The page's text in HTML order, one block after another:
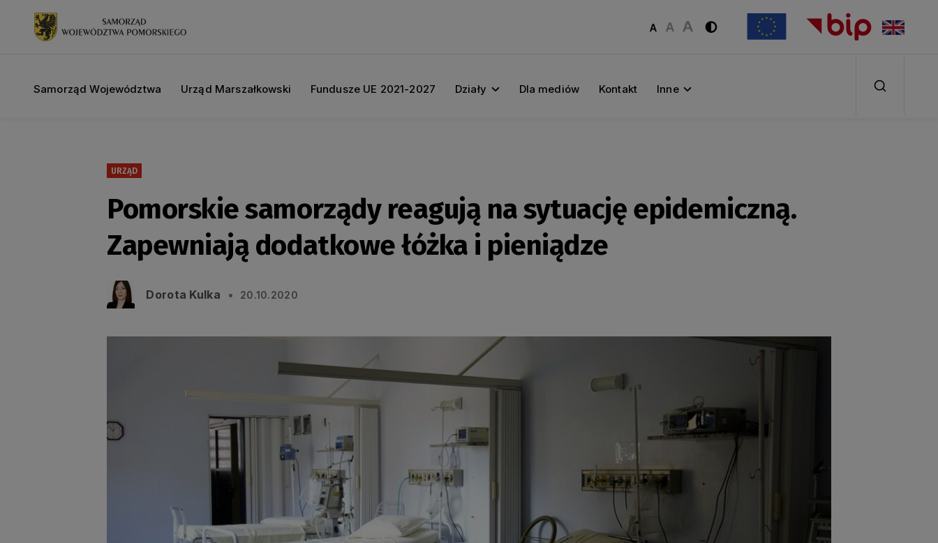
Samorząd Województwa Urząd Marszałkowski Fundusze UE 2021-2027 Działy Dla mediów Kontakt Inne
URZĄD
Pomorskie samorządy reagują na sytuację epidemiczną.
Zapewniają dodatkowe łóżka i pieniądze
Dorota Kulka 20.10.2020